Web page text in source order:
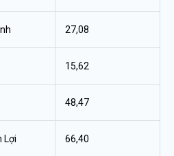
27,08
15,62
48,47
Lợi 66,40